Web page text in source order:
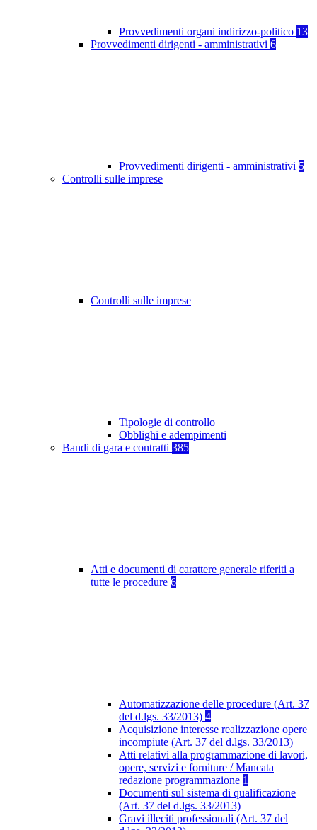
Provvedimenti organi indirizzo-politico 13
Provvedimenti dirigenti - amministrativi 6
Provvedimenti dirigenti - amministrativi 5
Controlli sulle imprese
Controlli sulle imprese
Tipologie di controllo
Obblighi e adempimenti
Bandi di gara e contratti 385
Atti e documenti di carattere generale riferiti a
tutte le procedure 6
Automatizzazione delle procedure (Art. 37
del d.lgs. 33/2013) 4
Acquisizione interesse realizzazione opere
incompiute (Art. 37 del d.lgs. 33/2013)
Atti relativi alla programmazione di lavori,
opere, servizi e forniture / Mancata
redazione programmazione 1
Documenti sul sistema di qualificazione
(Art. 37 del d.lgs. 33/2013)
Gravi illeciti professionali (Art. 37 del